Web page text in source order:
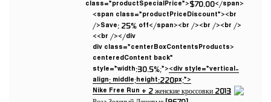
class=”productSpecialPrice”>$70.00</span>
<span class=”productPriceDiscount”><br
/>Save: 25% off</span><br /><br /><br />
<br /></div>
<div class=”centerBoxContentsProducts
centeredContent back”
style=”width:30.5%;”><div style=”vertical-
align: middle;height:220px;”>